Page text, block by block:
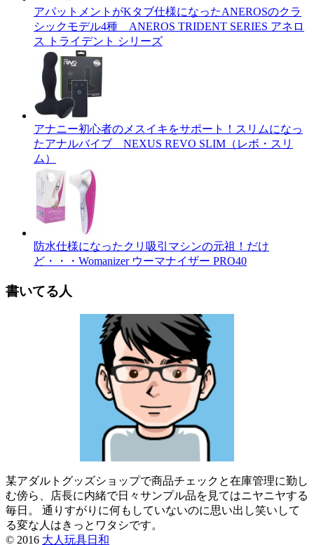
アパットメントがKタブ仕様になったANEROSのクラ
シックモデル4種 ANEROS TRIDENT SERIES アネロ
ス トライデント シリーズ
アナニー初心者のメスイキをサポート！スリムになっ
たアナルバイブ NEXUS REVO SLIM（レボ・スリ
ム）
防水仕様になったクリ吸引マシンの元祖！だけ
ど・・・Womanizer ウーマナイザー PRO40
書いてる人
某アダルトグッズショップで商品チェックと在庫管理に勤し
む傍ら、店長に内緒で日々サンプル品を見てはニヤニヤする
毎日。 通りすがりに何もしていないのに思い出し笑いして
る変な人はきっとワタシです。
© 2016 大人玩具日和